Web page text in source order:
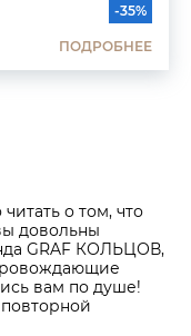
-35%
ПОДРОБНЕЕ
о том, что
довольны
GRAF КОЛЬЦОВ,
вам по душе!